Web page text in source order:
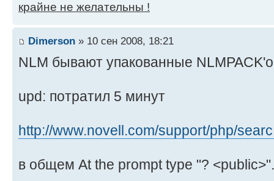
крайне не желательны !
Dimerson » 10 сен 2008, 18:21
NLM бывают упакованные
upd: потратил 5 минут
http://www.novell.com/support/php/
в общем At the prompt type "? <public>".